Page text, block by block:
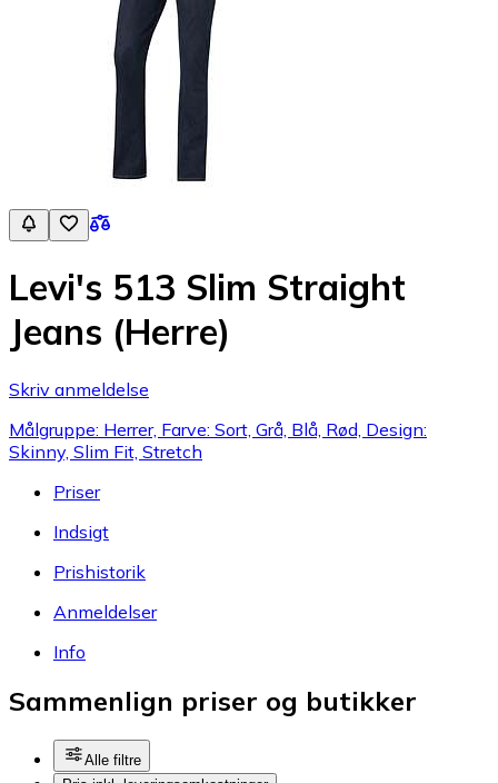
Levi's 513 Slim Straight
Jeans (Herre)
Skriv anmeldelse
Målgruppe: Herrer, Farve: Sort, Grå, Blå, Rød, Design:
Skinny, Slim Fit, Stretch
Priser
Indsigt
Prishistorik
Anmeldelser
Info
Sammenlign priser og butikker
Alle filtre